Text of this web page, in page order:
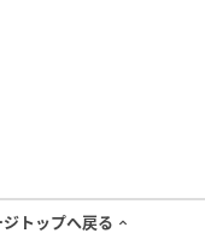
トップへ戻る